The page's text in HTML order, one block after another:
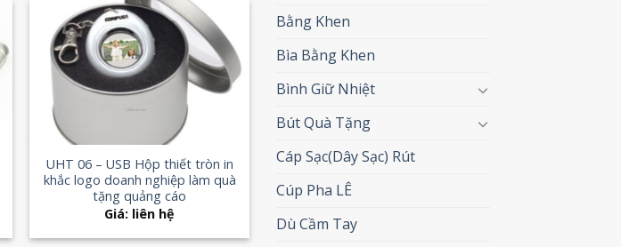
Add to
Wishlist
+
UHT 06 – USB Hộp thiết tròn in
khắc logo doanh nghiệp làm quà
tặng quảng cáo
Giá: liên hệ
Bằng Khen
Bìa Bằng Khen
Bình Giữ Nhiệt
Bút Quà Tặng
Cáp Sạc(Dây Sạc) Rút
Cúp Pha LÊ
Dù Cầm Tay